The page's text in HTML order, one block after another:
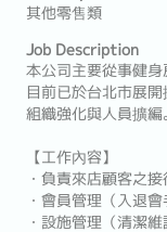
其他零售類
Job Description
本公司主要從事健身
目前已於台北市展
組織強化與人員擴編。
【工作內容】
・負責來店顧客之
・會員管理（入退
・設施管理（清潔